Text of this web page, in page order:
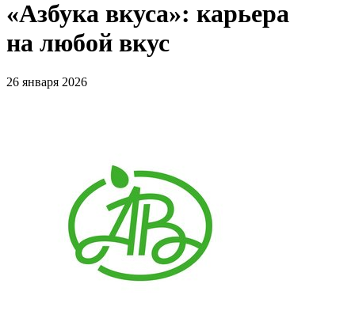
«Азбука вкуса»: карьера
на любой вкус
26 января 2026